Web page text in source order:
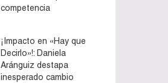
competencia
¡Impacto en «Hay que
Decirlo»!: Daniela
Aránguiz destapa
inesperado cambio